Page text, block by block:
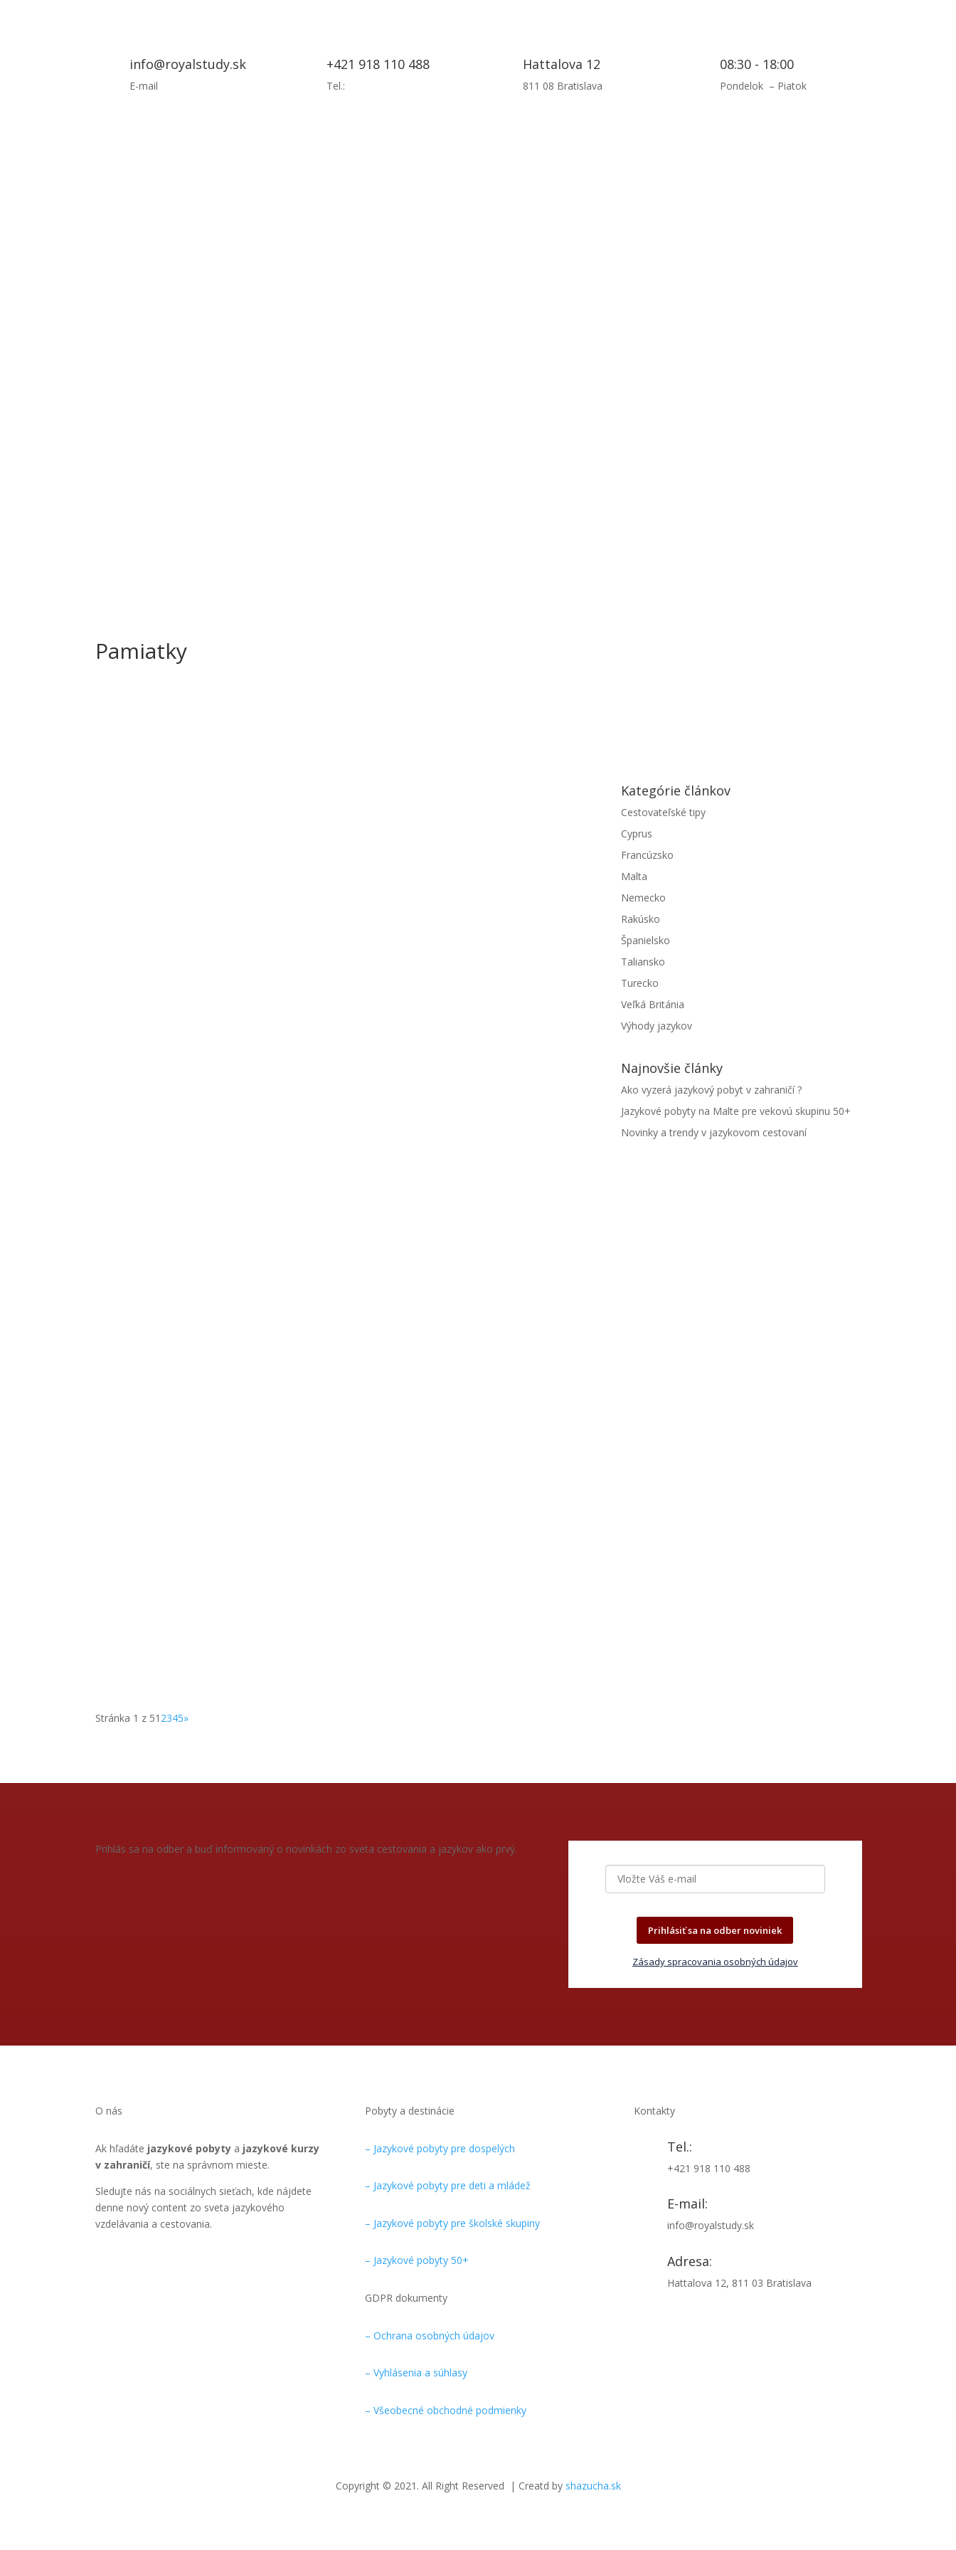
info@royalstudy.sk
E-mail
+421 918 110 488
Tel.:
Hattalova 12
811 08 Bratislava
08:30 - 18:00
Pondelok – Piatok
Pamiatky
Stránka 1 z 51 2345»
Kategórie článkov
Cestovateľské tipy
Cyprus
Francúzsko
Malta
Nemecko
Rakúsko
Španielsko
Taliansko
Turecko
Veľká Británia
Výhody jazykov
Najnovšie články
Ako vyzerá jazykový pobyt v zahraničí ?
Jazykové pobyty na Malte pre vekovú skupinu 50+
Novinky a trendy v jazykovom cestovaní
Prihlás sa na odber a buď informovaný o novinkách zo sveta cestovania a jazykov ako prvý.
Prihlásiť sa na odber noviniek
Zásady spracovania osobných údajov
O nás
Ak hľadáte jazykové pobyty a jazykové kurzy
v zahraničí, ste na správnom mieste.
Sledujte nás na sociálnych sieťach, kde nájdete
denne nový content zo sveta jazykového
vzdelávania a cestovania.
Pobyty a destinácie
– Jazykové pobyty pre dospelých
– Jazykové pobyty pre deti a mládež
– Jazykové pobyty pre školské skupiny
– Jazykové pobyty 50+
GDPR dokumenty
– Ochrana osobných údajov
– Vyhlásenia a súhlasy
– Všeobecné obchodné podmienky
Kontakty
Tel.:
+421 918 110 488
E-mail:
info@royalstudy.sk
Adresa:
Hattalova 12, 811 03 Bratislava
Copyright © 2021. All Right Reserved | Creatd by shazucha.sk